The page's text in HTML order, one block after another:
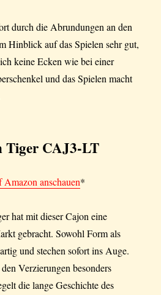
durch die Abrundungen an den
Hinblick auf das Spielen sehr gut,
keine Ecken wie bei einer
und das Spielen macht
Tiger CAJ3-LT
anschauen*
hat mit dieser Cajon eine
gebracht. Sowohl Form als
und stechen sofort ins Auge.
Verzierungen besonders
die lange Geschichte des